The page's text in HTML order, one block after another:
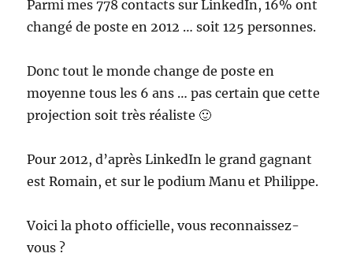
Parmi mes 778 contacts sur LinkedIn, 16% ont
changé de poste en 2012 … soit 125 personnes.
Donc tout le monde change de poste en
moyenne tous les 6 ans … pas certain que cette
projection soit très réaliste 🙂
Pour 2012, d’après LinkedIn le grand gagnant
est Romain, et sur le podium Manu et Philippe.
Voici la photo officielle, vous reconnaissez-
vous ?